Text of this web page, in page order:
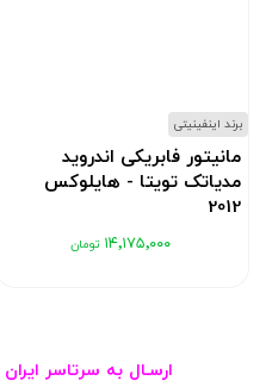
برند اینفینیتی
مانیتور فابریکی اندروید
مدیاتک تویتا - هایلوکس
2012
۱۴٬۱۷۵٬۰۰۰
ارسـال به سرتاسر ایران